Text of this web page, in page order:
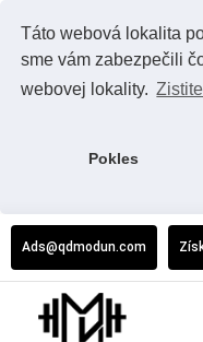
Táto webová lokalita
sme vám zabezpečili
webovej lokality.
Pokles
Ads@qdmodun.com